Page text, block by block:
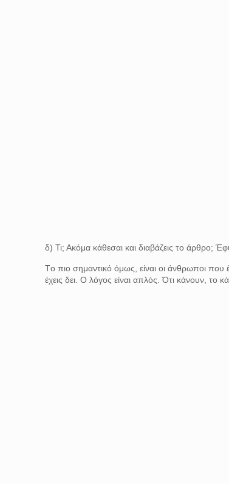
δ) Τι; Ακόμα κάθεσαι και διαβάζεις το άρθρο;
Tο πιο σημαντικό όμως, είναι οι άνθρωποι που
έχεις δει. Ο λόγος είναι απλός. Ότι κάνουν, το